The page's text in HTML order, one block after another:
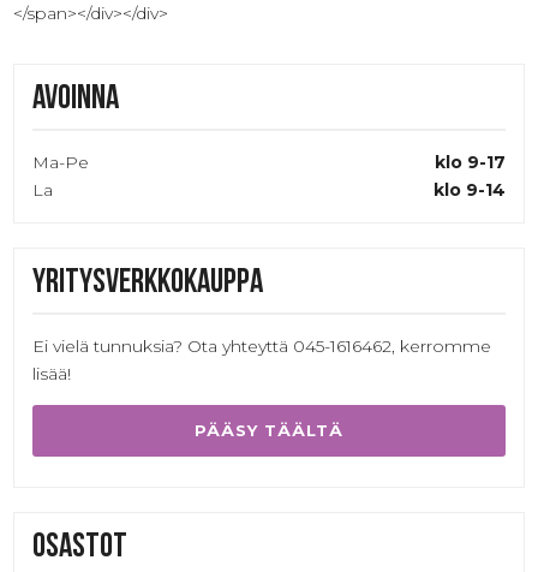
Avoinna
Ma-Pe
klo 9-17
La
klo 9-14
Yritysverkkokauppa
Ei vielä tunnuksia? Ota yhteyttä 045-1616462, kerromme
lisää!
PÄÄSY TÄÄLTÄ
Osastot
</span></div></div>